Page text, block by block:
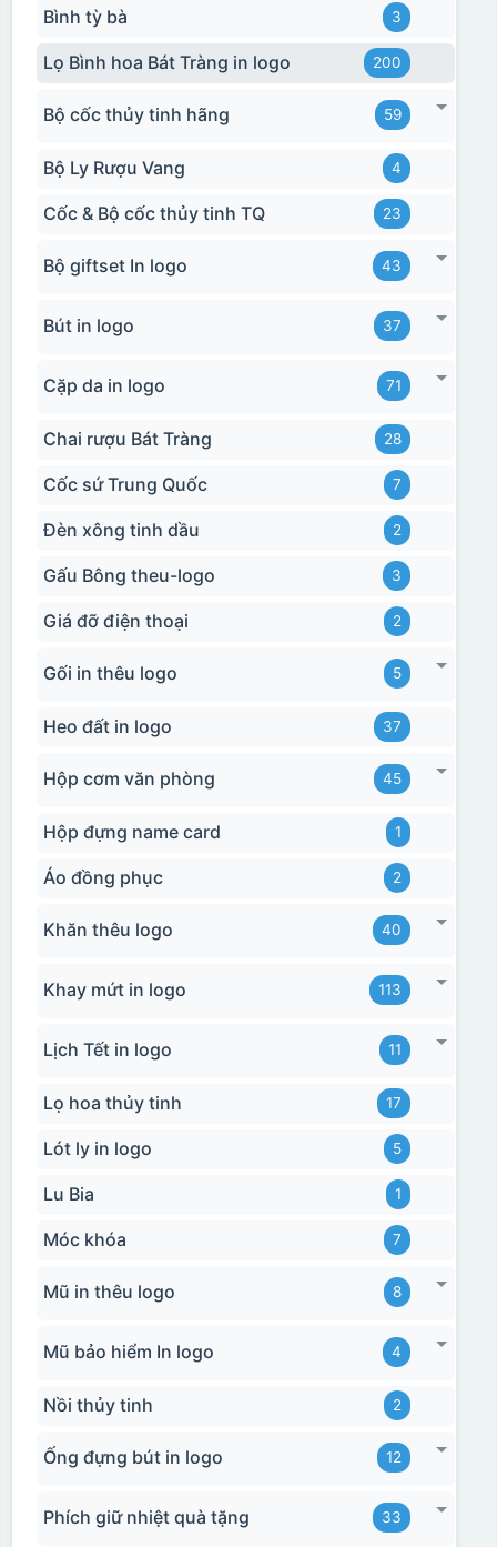
Bình tỳ bà 3
Lọ Bình hoa Bát Tràng in logo 200
Bộ cốc thủy tinh hãng 59
Bộ Ly Rượu Vang 4
Cốc & Bộ cốc thủy tinh TQ 23
Bộ giftset In logo 43
Bút in logo 37
Cặp da in logo 71
Chai rượu Bát Tràng 28
Cốc sứ Trung Quốc 7
Đèn xông tinh dầu 2
Gấu Bông theu-logo 3
Giá đỡ điện thoại 2
Gối in thêu logo 5
Heo đất in logo 37
Hộp cơm văn phòng 45
Hộp đựng name card 1
Áo đồng phục 2
Khăn thêu logo 40
Khay mứt in logo 113
Lịch Tết in logo 11
Lọ hoa thủy tinh 17
Lót ly in logo 5
Lu Bia 1
Móc khóa 7
Mũ in thêu logo 8
Mũ bảo hiểm In logo 4
Nồi thủy tinh 2
Ống đựng bút in logo 12
Phích giữ nhiệt quà tặng 33